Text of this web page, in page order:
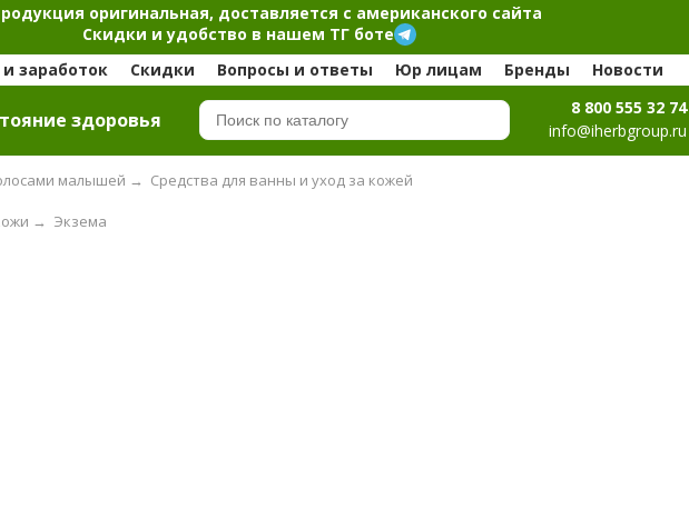
оригинальная, доставляется с американского сайта
Скидки и удобство в нашем ТГ боте
заработок
Скидки Вопросы и ответы Юр лицам Бренды Новости
здоровья
8 800 555 32 74
info@iherbgroup.ru
малышей → Средства для ванны и уход за кожей
Экзема
→